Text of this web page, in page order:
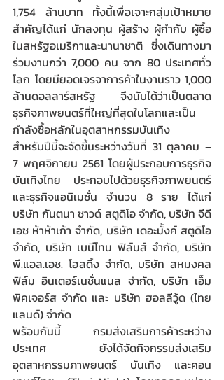
1,754 ล้านบาท ทั้งนี้เพื่อเจาะกลุ่มเป้าหมาย
สำคัญได้แก่ นักลงทุน ผู้สร้าง ผู้กำกับ ผู้ซื้อ
ในสหรัฐอเมริกาและนานาชาติ  ซึ่งเดินทางมา
ร่วมงานกว่า 7,000 คน จาก 80 ประเทศทั่ว
โลก โดยมียอดเจรจาการค้าในงานราว 1,000
ล้านดอลลาร์สหรัฐ จึงนับได้ว่าเป็นตลาด
ธุรกิจภาพยนตร์ที่ใหญ่ที่สุดในโลกและเป็น
กำลังซื้อหลักในอุตสาหกรรมบันเทิง
สำหรับปีนี้จะจัดขึ้นระหว่างวันที่ 31 ตุลาคม –
7 พฤศจิกายน 2561 โดยผู้ประกอบการธุรกิจ
บันเทิงไทย ประกอบไปด้วยธุรกิจภาพยนตร์
และธุรกิจแอนิเมชั่น จำนวน 8 ราย ได้แก่
บริษัท กันตนา ซาวด์ สตูดิโอ จำกัด, บริษัท จีดี
เอช ห้าห้าเก้า จำกัด, บริษัท เดอะมั้งค์ สตูดิโอ
จำกัด, บริษัท เบนีโทน ฟิล์มส์ จำกัด, บริษัท
พี.แอล.เอช. โฮลดิ้ง จำกัด, บริษัท สหมงคล
ฟิล์ม อินเตอร์เนชั่นแนล จำกัด, บริษัท เอ็ม
พิคเจอร์ส จำกัด และ บริษัท ฮอลลีวู้ด (ไทย
แลนด์) จำกัด
พร้อมกันนี้ กรมส่งเสริมการค้าระหว่าง
ประเทศ ยังได้จัดกิจกรรมส่งเสริม
อุตสาหกรรมภาพยนตร์ บันเทิง และคอน